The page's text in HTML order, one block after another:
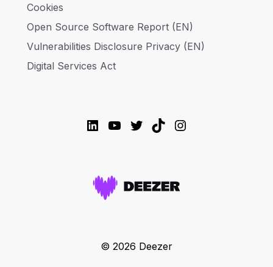
Cookies
Open Source Software Report (EN)
Vulnerabilities Disclosure Privacy (EN)
Digital Services Act
LinkedIn
YouTube
Twitter
TikTokInstagram
© 2026 Deezer